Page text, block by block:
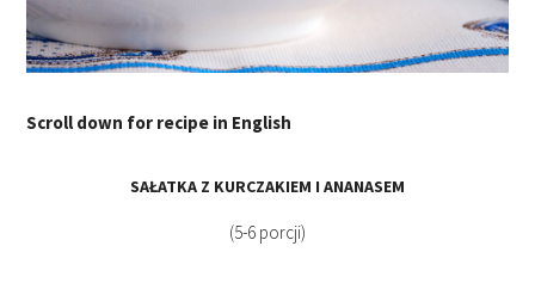
Scroll down for recipe in English
SAŁATKA Z KURCZAKIEM I ANANASEM
(5-6 porcji)